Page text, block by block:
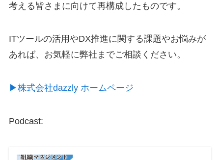
考える皆さまに向けて再構成したものです。
ITツールの活用やDX推進に関する課題やお悩みが
あれば、お気軽に弊社までご相談ください。
▶︎株式会社dazzly ホームページ
Podcast: